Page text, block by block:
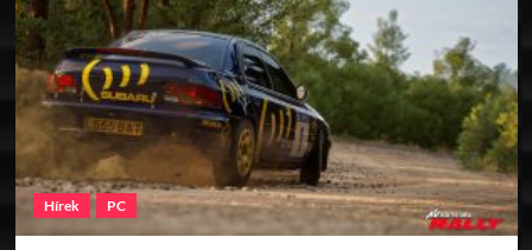
Hírek PC